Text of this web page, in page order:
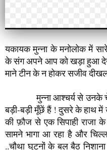
..चौथा घुटनों के बल बैठ
निकल कर पाँचवें सिपाही
करती गुजर जाती है। ' धाँ य
पाँचवें सिपाही की और मुड़कर
बेतहाशा खून बहे जा रहा था।
लगा।
अब तो कल्पना-लोक से उतर
ओर दौड़ा। उसे अपने मन के